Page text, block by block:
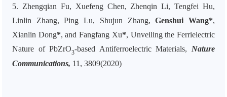
5. Zhengqian Fu, Xuefeng Chen, Zhenqin Li, Tengfei Hu,
Linlin Zhang, Ping Lu, Shujun Zhang,Genshui Wang*,
Xianlin Dong*, and Fangfang Xu*, Unveiling the Ferrielectric
Nature of PbZrO3-based Antiferroelectric Materials, Nature
Communications, 11, 3809(2020)